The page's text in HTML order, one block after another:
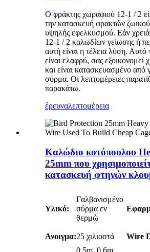
Ο φράκτης χωραφιού 12-1 / 2
την κατασκευή φρακτών
υψηλής εφελκυσμού. Εάν
12-1 / 2 καλωδίων γείωσης ή
αυτή είναι η τέλεια λύση.
είναι ελαφρύ, σας εξοικονομεί
και είναι κατασκευασμένο από
σύρμα. Οι λεπτομέρειες
παρακάτω.
έρευναλεπτομέρεια
Καλώδιο κοτόπουλου
25mm που
κατασκευή φτηνών
Υλικό:
Γαλβανισμένο
σύρμα εν
θερμώ
Ανοιγμα:25 χιλιοστά Wire